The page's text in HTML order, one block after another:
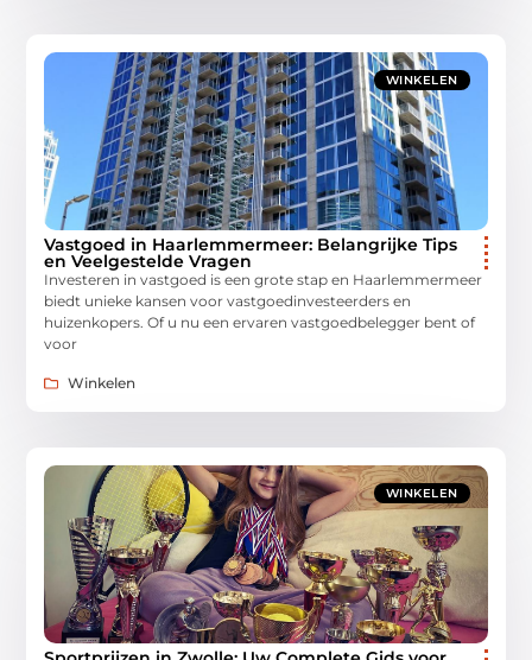
WINKELEN
Vastgoed in Haarlemmermeer: Belangrijke Tips
en Veelgestelde Vragen
Investeren in vastgoed is een grote stap en Haarlemmermeer
biedt unieke kansen voor vastgoedinvesteerders en
huizenkopers. Of u nu een ervaren vastgoedbelegger bent of
voor
Winkelen
WINKELEN